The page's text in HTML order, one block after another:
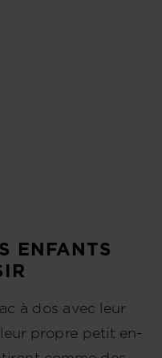
ENFANTS
à dos avec leur
propre petit en-